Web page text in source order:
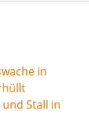
in
Stall in